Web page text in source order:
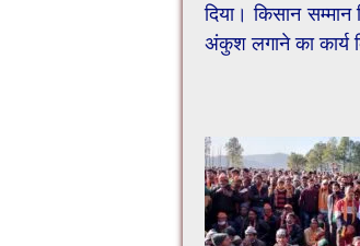
दिया। किसान
अंकुश लगाने का कार्य